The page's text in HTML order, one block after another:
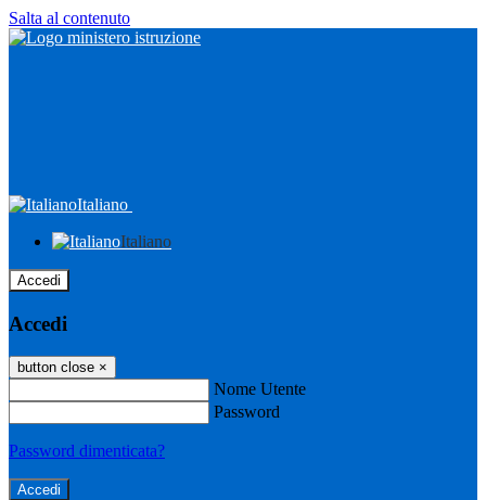
Salta al contenuto
Italiano
Italiano
Accedi
Accedi
button close ×
Nome Utente
Password
Password dimenticata?